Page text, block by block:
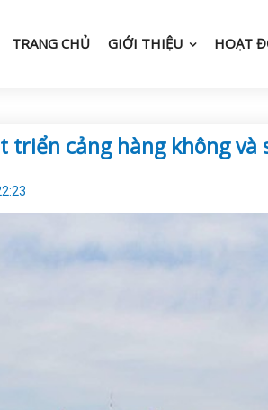
TRANG CHỦ GIỚI THIỆU HOẠT
cảng hàng không và